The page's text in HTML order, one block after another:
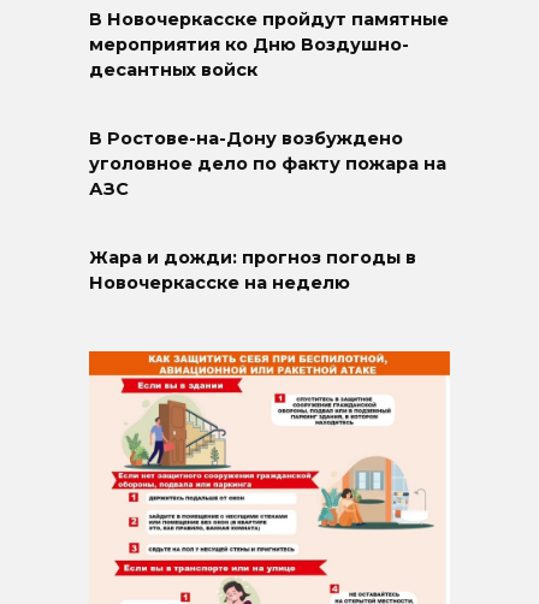
В Новочеркасске пройдут памятные
мероприятия ко Дню Воздушно-
десантных войск
В Ростове-на-Дону возбуждено
уголовное дело по факту пожара на
АЗС
Жара и дожди: прогноз погоды в
Новочеркасске на неделю